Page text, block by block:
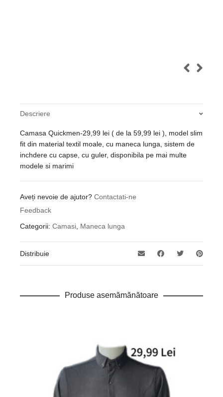
Descriere
Camasa Quickmen-29,99 lei ( de la 59,99 lei ), model slim
fit din material textil moale, cu maneca lunga, sistem de
inchdere cu capse, cu guler, disponibila pe mai multe
modele si marimi
Aveți nevoie de ajutor? Contactati-ne
Feedback
Categorii: Camasi Maneca lunga
Distribuie
Produse asemămănătoare